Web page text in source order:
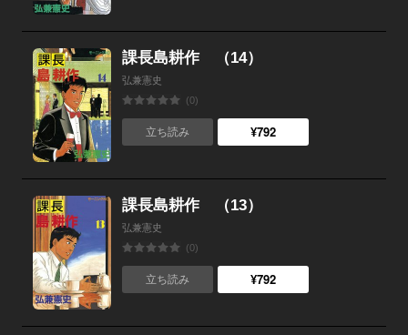
課長島耕作 （14）
弘兼憲史
(0)
立ち読み ¥792
課長島耕作 （13）
弘兼憲史
(0)
立ち読み ¥792